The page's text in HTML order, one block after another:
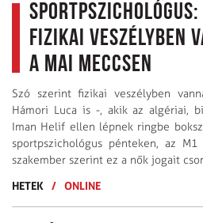
fizikai veszélyben
a mai meccsen
Szó szerint fizikai veszélyben
Hámori Luca is -, akik az algériai,
Iman Helif ellen lépnek ringbe
sportpszichológus pénteken, az M1
szakember szerint ez a nők jogait
HETEK
/ ONLINE